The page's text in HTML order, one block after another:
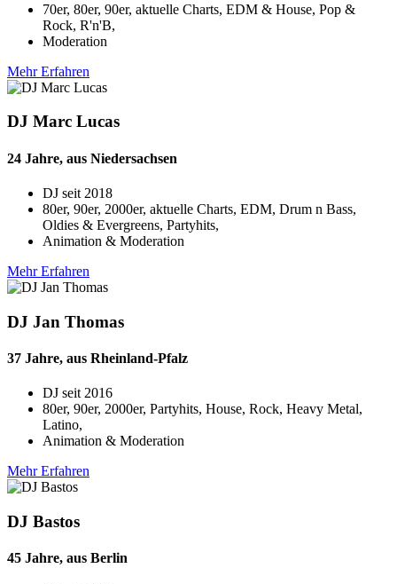
70er, 80er, 90er, aktuelle Charts, EDM & House, Pop &
Rock, R'n'B,
Moderation
Mehr Erfahren
DJ Marc Lucas
24 Jahre, aus Niedersachsen
DJ seit 2018
80er, 90er, 2000er, aktuelle Charts, EDM, Drum n Bass,
Oldies & Evergreens, Partyhits,
Animation & Moderation
Mehr Erfahren
DJ Jan Thomas
37 Jahre, aus Rheinland-Pfalz
DJ seit 2016
80er, 90er, 2000er, Partyhits, House, Rock, Heavy Metal,
Latino,
Animation & Moderation
Mehr Erfahren
DJ Bastos
45 Jahre, aus Berlin